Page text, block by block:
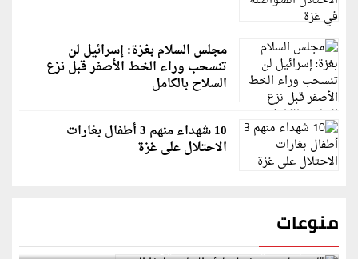
مجلس السلام بغزة: إسرائيل لن
تنسحب وراء الخط الأصفر قبل نزع
السلاح بالكامل
10 شهداء منهم 3 أطفال بغارات
الاحتلال على غزة
منوعات
قاسم ملحو يعتذر لزملائه الفنانين لهذا السبب